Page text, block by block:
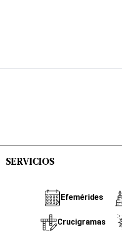
SERVICIOS
Efemérides
Crucigramas